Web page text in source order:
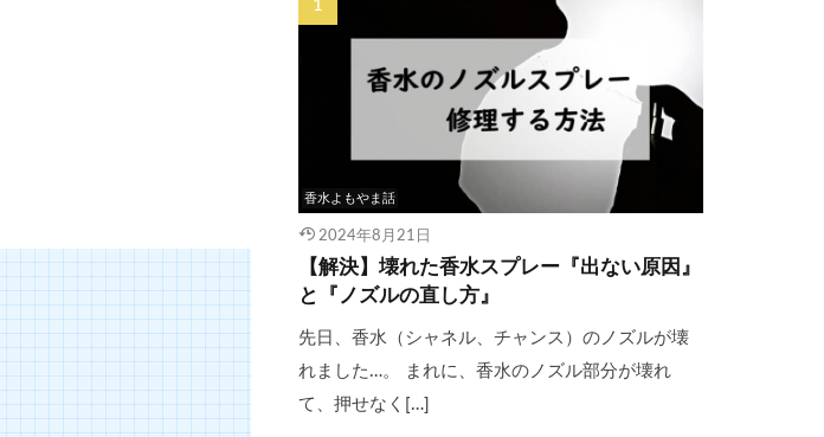
香水よもやま話
2024年8月21日
【解決】壊れた香水スプレー『出ない原因』
と『ノズルの直し方』
先日、香水（シャネル、チャンス）のノズルが壊
れました…。 まれに、香水のノズル部分が壊れ
て、押せなく[…]